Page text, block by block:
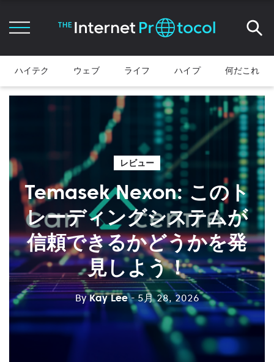
ハイテク ウェブ ライフ ハイプ 何だこれ
レビュー
Temasek Nexon: このト
レーディングシステムが
信頼できるかどうかを発
見しよう！
ByKay Lee - 5月 28, 2026